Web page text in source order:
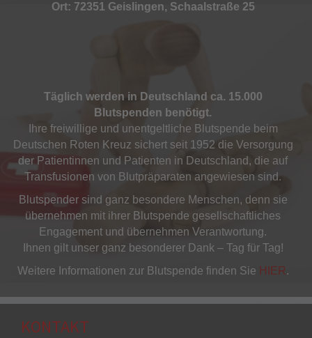
Ort: 72351 Geislingen, Schaalstraße 25
Täglich werden in Deutschland ca. 15.000
Blutspenden benötigt.
Ihre freiwillige und unentgeltliche Blutspende beim
Deutschen Roten Kreuz sichert seit 1952 die Versorgung
der Patientinnen und Patienten in Deutschland, die auf
Transfusionen von Blutpräparaten angewiesen sind.
Blutspender sind ganz besondere Menschen, denn sie
übernehmen mit ihrer Blutspende gesellschaftliches
Engagement und übernehmen Verantwortung.
Ihnen gilt unser ganz besonderer Dank – Tag für Tag!
Weitere Informationen zur Blutspende finden Sie HIER.
KONTAKT